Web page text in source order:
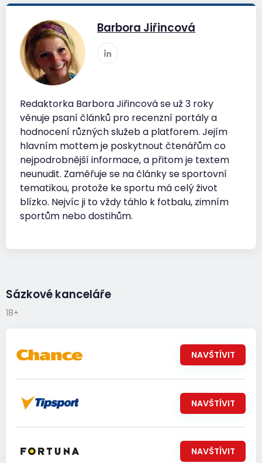
Barbora Jiřincová
Redaktorka Barbora Jiřincová se už 3 roky
věnuje psaní článků pro recenzní portály a
hodnocení různých služeb a platforem. Jejím
hlavním mottem je poskytnout čtenářům co
nejpodrobnější informace, a přitom je textem
neunudit. Zaměřuje se na články se sportovní
tematikou, protože ke sportu má celý život
blízko. Nejvíc ji to vždy táhlo k fotbalu, zimním
sportům nebo dostihům.
Sázkové kanceláře
18+
NAVŠTÍVIT
NAVŠTÍVIT
NAVŠTÍVIT